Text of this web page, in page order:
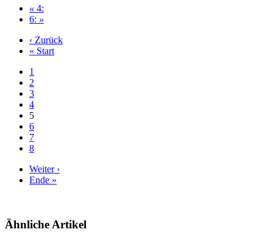
« 4:
6: »
‹ Zurück
« Start
1
2
3
4
5
6
7
8
Weiter ›
Ende »
Ähnliche Artikel